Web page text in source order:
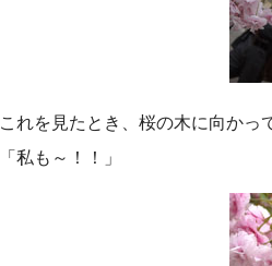
これを見たとき、桜の木に向かっ
「私も～！！」